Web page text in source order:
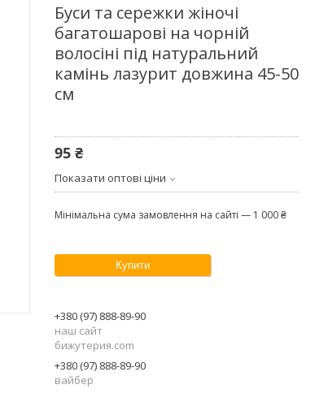
Буси та сережки жіночі
багатошарові на чорній
волосіні під натуральний
камінь лазурит довжина 45-50
см
95 ₴
Показати оптові ціни
Мінімальна сума замовлення на сайті — 1 000 ₴
Купити
+380 (97) 888-89-90
наш сайт
бижутерия.com
+380 (97) 888-89-90
вайбер